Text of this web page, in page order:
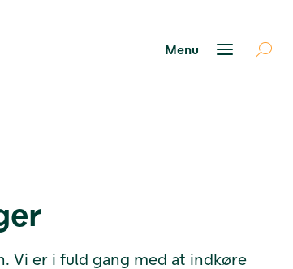
Vi er i fuld gang med at indkøre